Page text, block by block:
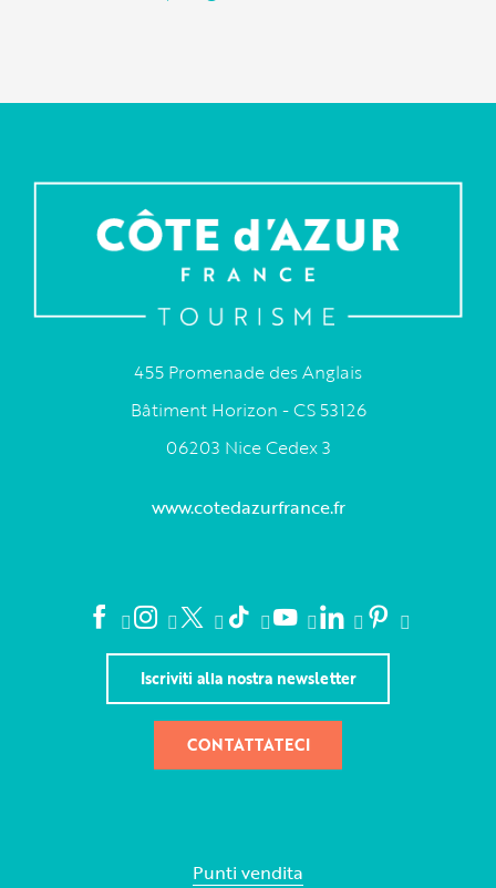
455 Promenade des Anglais
Bâtiment Horizon - CS 53126
06203 Nice Cedex 3
www.cotedazurfrance.fr
Iscriviti alla nostra newsletter
CONTATTATECI
Punti vendita